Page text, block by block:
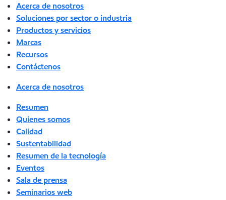
Acerca de nosotros
Soluciones por sector o industria
Productos y servicios
Marcas
Recursos
Contáctenos
Acerca de nosotros
Resumen
Quienes somos
Calidad
Sustentabilidad
Resumen de la tecnología
Eventos
Sala de prensa
Seminarios web